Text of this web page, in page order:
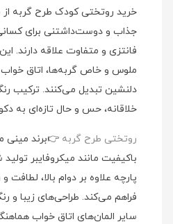
خرید روتختی کودک طرح گربه از
جذاب و دوست‌داشتنی برای
فانتزی و متفاوت علاقه دارند.
ملوس و خاص گربه‌ها، اتاق
دلنشین تبدیل می‌کنند. ترکیب
خلاقانه، حس و حال تازه‌ای به
روتختی طرح گربه 👉برند مینی‌
باکیفیت مانند میکروفایبر
پارچه علاوه بر دوام بالا، لطافت
فراهم می‌کند. طراحی‌های زیبا و
سایر المان‌های اتاق خواب